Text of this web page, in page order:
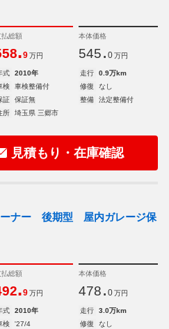
払総額
.9 万円
本体価格
545. 0 万円
式 2010年 走行
0.9万km
検
車検整備付 修復
なし
証
保証無 整備
法定整備付
所
埼玉県 三郷市
見積もり・在庫確認
ーナー 後期型 屋内ガレージ保
払総額
.9 万円
本体価格
478. 0 万円
式 2010年 走行
3.0万km
検
'27/4 修復
なし